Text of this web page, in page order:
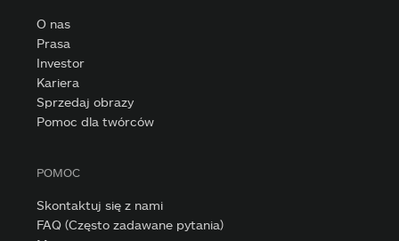
O nas
Prasa
Investor
Kariera
Sprzedaj obrazy
Pomoc dla twórców
POMOC
Skontaktuj się z nami
FAQ (Często zadawane pytania)